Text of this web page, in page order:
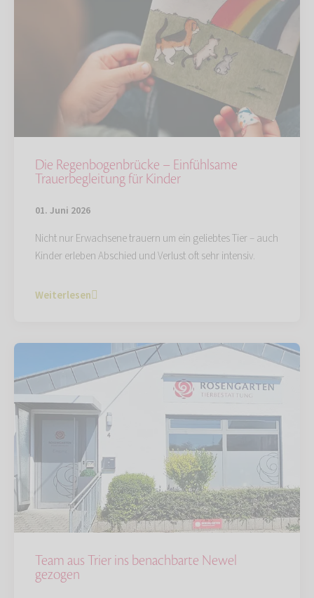
Die Regenbogenbrücke – Einfühlsame
Trauerbegleitung für Kinder
01. Juni 2026
Nicht nur Erwachsene trauern um ein geliebtes Tier – auch
Kinder erleben Abschied und Verlust oft sehr intensiv.
Weiterlesen
Team aus Trier ins benachbarte Newel
gezogen